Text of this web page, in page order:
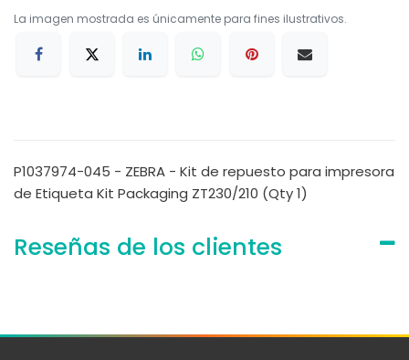
La imagen mostrada es únicamente para fines ilustrativos.
P1037974-045 - ZEBRA - Kit de repuesto para impresora
de Etiqueta Kit Packaging ZT230/210 (Qty 1)
Reseñas de los clientes